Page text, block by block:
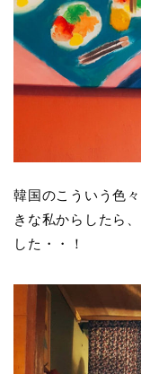
韓国のこういう色
きな私からしたら
した・・！